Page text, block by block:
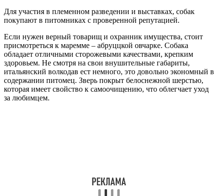
Для участия в племенном разведении и выставках, собак
покупают в питомниках с проверенной репутацией.
Если нужен верный товарищ и охранник имущества, стоит
присмотреться к маремме – абруццкой овчарке. Собака
обладает отличными сторожевыми качествами, крепким
здоровьем. Не смотря на свои внушительные габариты,
итальянский волкодав ест немного, это довольно экономный в
содержании питомец. Зверь покрыт белоснежной шерстью,
которая имеет свойство к самоочищению, что облегчает уход
за любимцем.